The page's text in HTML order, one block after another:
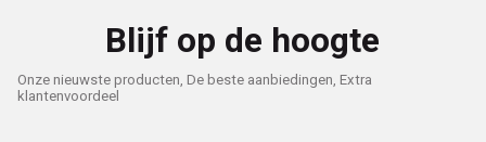
Blijf op de hoogte
Onze nieuwste producten, De beste aanbiedingen, Extra
klantenvoordeel